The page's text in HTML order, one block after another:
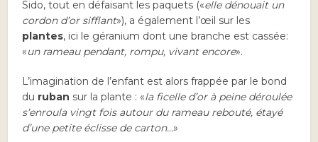
Sido, tout en défaisant les paquets («elle dénouait un
cordon d’or sifflant»), a également l’œil sur les
plantes, ici le géranium dont une branche est cassée:
«un rameau pendant, rompu, vivant encore».
L’imagination de l’enfant est alors frappée par le bond
du ruban sur la plante : «la ficelle d’or à peine déroulée
s’enroula vingt fois autour du rameau rebouté, étayé
d’une petite éclisse de carton…»